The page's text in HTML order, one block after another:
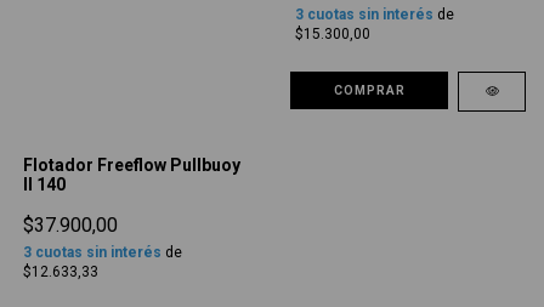
Flotador Freeflow Pullbuoy
II 140
$37.900,00
3 cuotas sin interés de
$12.633,33
3 cuotas sin interés de
$15.300,00
COMPRAR